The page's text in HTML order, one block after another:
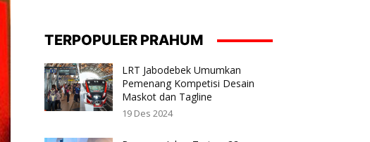
TERPOPULER PRAHUM
LRT Jabodebek Umumkan
Pemenang Kompetisi Desain
Maskot dan Tagline
19 Des 2024